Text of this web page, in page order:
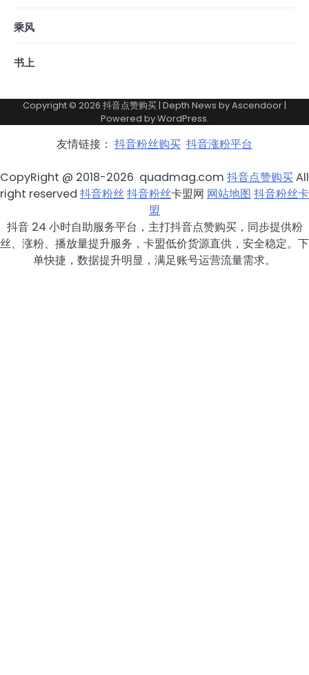
乘风
书上
Copyright © 2026 抖音点赞购买| Depth News byAscendoor|
Powered byWordPress.
友情链接： 抖音粉丝购买 抖音涨粉平台
CopyRight @ 2018-2026 quadmag.com 抖音点赞购买All
right reserved 抖音粉丝抖音粉丝卡盟网 网站地图 抖音粉丝卡
盟
抖音 24 小时自助服务平台，主打抖音点赞购买，同步提供粉
丝、涨粉、播放量提升服务，卡盟低价货源直供，安全稳定。下
单快捷，数据提升明显，满足账号运营流量需求。